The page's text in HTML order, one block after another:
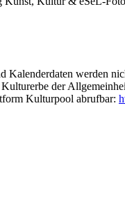
Kalenderdaten werden
der
Kulturpool abrufbar: